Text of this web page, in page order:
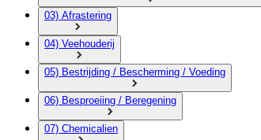
03) Afrastering
04) Veehouderij
05) Bestrijding / Bescherming / Voeding
06) Besproeiing / Beregening
07) Chemicalien